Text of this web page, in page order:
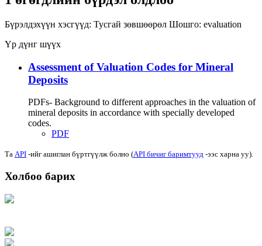
Бүрэлдэхүүн хэсгүүд: Тусгай зөвшөөрөл Шошго: evaluation
Үр дүнг шүүх
Assessment of Valuation Codes for Mineral
Deposits
PDFs- Background to different approaches in the valuation of
mineral deposits in accordance with specially developed
codes.
PDF
Та API -ийг ашиглан бүртгүүлж болно (API бичиг баримтууд -ээс харна уу).
Холбоо барих